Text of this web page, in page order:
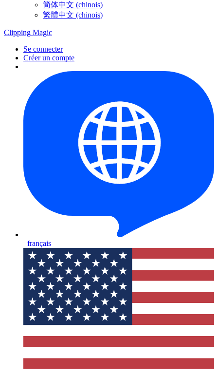
简体中文 (chinois)
繁體中文 (chinois)
Clipping Magic
Se connecter
Créer un compte
français